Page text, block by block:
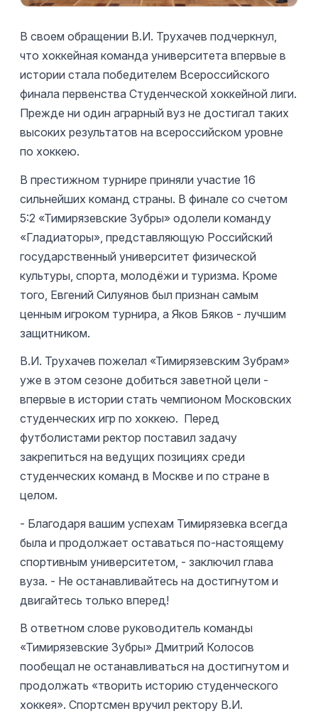
В своем обращении В.И. Трухачев подчеркнул,
что хоккейная команда университета впервые в
истории стала победителем Всероссийского
финала первенства Студенческой хоккейной лиги.
Прежде ни один аграрный вуз не достигал таких
высоких результатов на всероссийском уровне
по хоккею.
В престижном турнире приняли участие 16
сильнейших команд страны. В финале со счетом
5:2 «Тимирязевские Зубры» одолели команду
«Гладиаторы», представляющую Российский
государственный университет физической
культуры, спорта, молодёжи и туризма. Кроме
того, Евгений Силуянов был признан самым
ценным игроком турнира, а Яков Бяков - лучшим
защитником.
В.И. Трухачев пожелал «Тимирязевским Зубрам»
уже в этом сезоне добиться заветной цели -
впервые в истории стать чемпионом Московских
студенческих игр по хоккею. Перед
футболистами ректор поставил задачу
закрепиться на ведущих позициях среди
студенческих команд в Москве и по стране в
целом.
- Благодаря вашим успехам Тимирязевка всегда
была и продолжает оставаться по-настоящему
спортивным университетом, - заключил глава
вуза. - Не останавливайтесь на достигнутом и
двигайтесь только вперед!
В ответном слове руководитель команды
«Тимирязевские Зубры» Дмитрий Колосов
пообещал не останавливаться на достигнутом и
продолжать «творить историю студенческого
хоккея». Спортсмен вручил ректору В.И.